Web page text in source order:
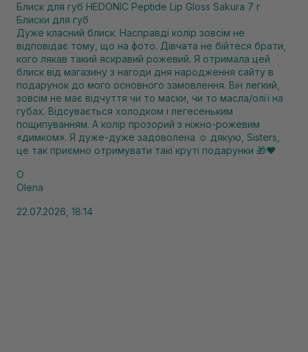
Блиск для губ HEDONIC Peptide Lip Gloss Sakura 7 г
Блиски для губ
Дуже класний блиск. Насправді колір зовсім не
відповідає тому, що на фото. Дівчата не бійтеся брати,
кого лякав такий яскравий рожевий. Я отримала цей
блиск від магазину з нагоди дня народження сайту в
подарунок до мого основного замовлення. Він легкий,
зовсім не має відчуття чи то маски, чи то масла/олії на
губах. Відсувається холодком і легесеньким
пощипуванням. А колір прозорий з ніжно-рожевим
«димком». Я дуже-дуже задоволена ☺️ дякую, Sisters,
це так приємно отримувати такі круті подарунки 🎁❤️
O
Olena
22.07.2026, 18:14